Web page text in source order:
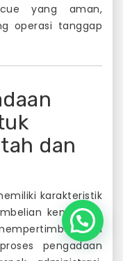
yang aman,
operasi tanggap
dan
karakteristik
kendaraan
pengadaan